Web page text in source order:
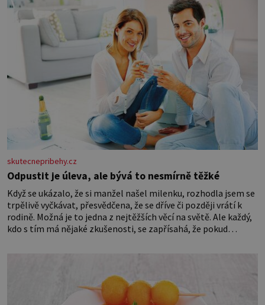
skutecnepribehy.cz
Odpustit je úleva, ale bývá to nesmírně těžké
Když se ukázalo, že si manžel našel milenku, rozhodla jsem se
trpělivě vyčkávat, přesvědčena, že se dříve či později vrátí k
rodině. Možná je to jedna z nejtěžších věcí na světě. Ale každý,
kdo s tím má nějaké zkušenosti, se zapřísahá, že pokud